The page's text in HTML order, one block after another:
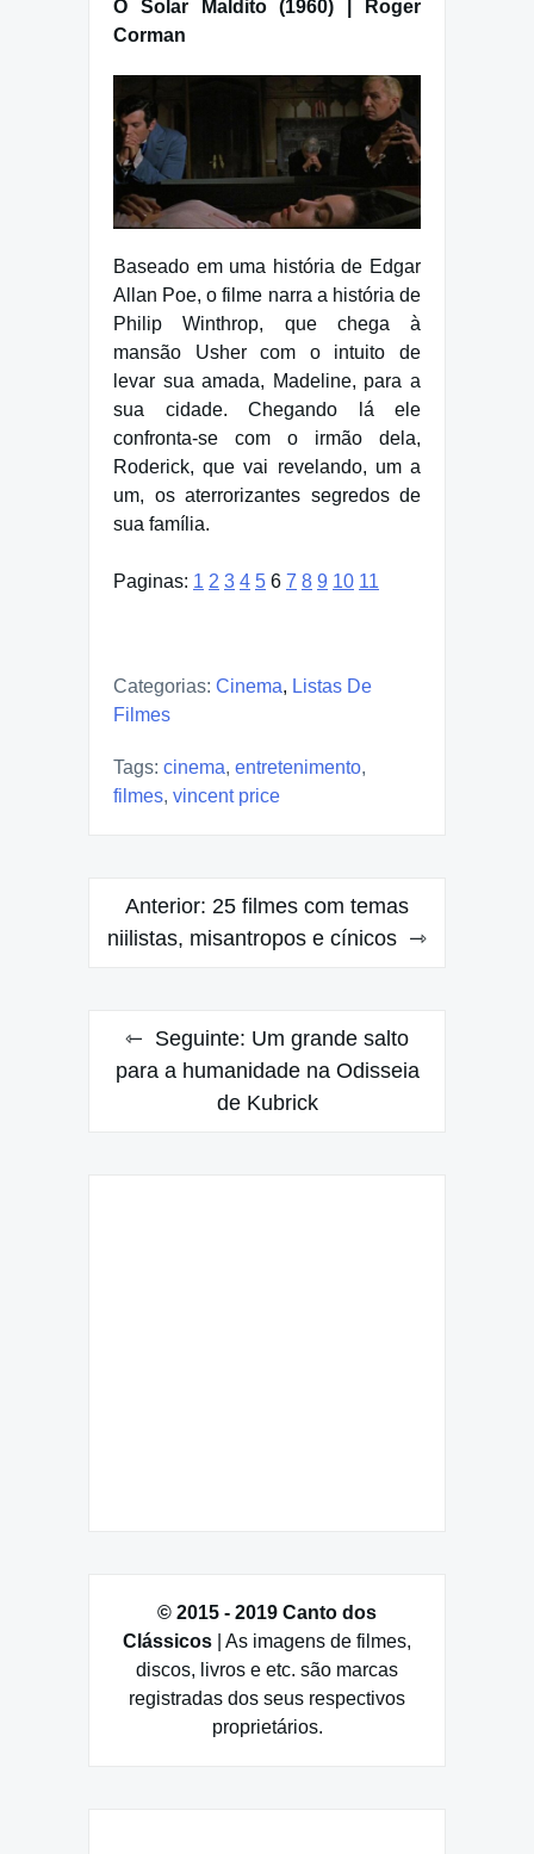
O Solar Maldito (1960) | Roger
Corman
Baseado em uma história de Edgar
Allan Poe, o filme narra a história de
Philip Winthrop, que chega à
mansão Usher com o intuito de
levar sua amada, Madeline, para a
sua cidade. Chegando lá ele
confronta-se com o irmão dela,
Roderick, que vai revelando, um a
um, os aterrorizantes segredos de
sua família.
Paginas: 1 2 3 4 5 6 7 8 9 10 11
Categorias: Cinema, Listas De
Filmes
Tags: cinema, entretenimento,
filmes, vincent price
Navegação
de
Anterior: 25 filmes com temas
niilistas, misantropos e cínicos
Seguinte: Um grande salto
para a humanidade na Odisseia
de Kubrick
© 2015 - 2019 Canto dos
Clássicos | As imagens de filmes,
discos, livros e etc. são marcas
registradas dos seus respectivos
proprietários.